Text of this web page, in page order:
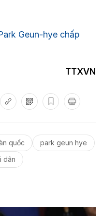
Geun-hye chấp
TTXVN
quốc
park geun hye
dân